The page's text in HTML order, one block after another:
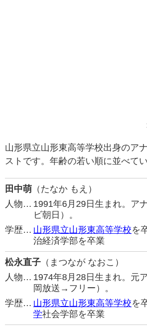
山形県立山形東高等学校出身のア
ストです。年齢の若い順に並べてい
田中萌 （たなか もえ）
人物… 1991年6月29日生まれ。ア
ビ朝日）。
学歴… 山形県立山形東高等学校を
治経済学部を卒業
松永直子 （まつなが なおこ）
人物… 1974年8月28日生まれ。元
岡放送→フリー）。
学歴… 山形県立山形東高等学校を
学社会学部を卒業